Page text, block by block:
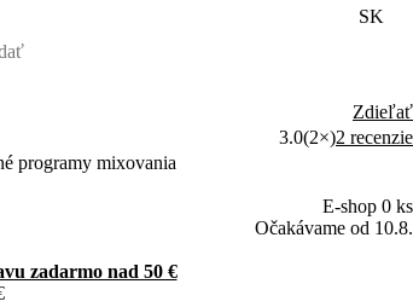
SK
Zdieľať
3.0(2×)2 recenzie
programy mixovania
E-shop 0 ks
Očakávame od 10.8.
zadarmo nad 50 €